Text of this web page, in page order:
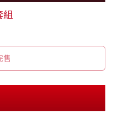
售